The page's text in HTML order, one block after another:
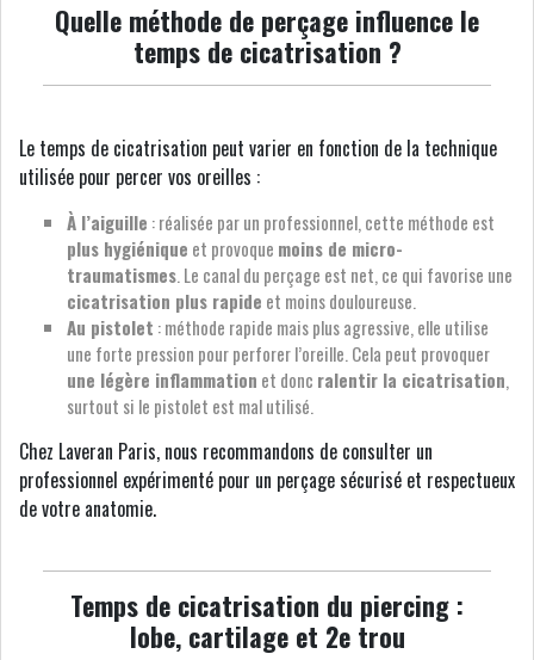
Quelle méthode de perçage influence le
temps de cicatrisation ?
Le temps de cicatrisation peut varier en fonction de la technique
utilisée pour percer vos oreilles :
À l’aiguille : réalisée par un professionnel, cette méthode est
plus hygiénique et provoque moins de micro-
traumatismes. Le canal du perçage est net, ce qui favorise une
cicatrisation plus rapide et moins douloureuse.
Au pistolet : méthode rapide mais plus agressive, elle utilise
une forte pression pour perforer l’oreille. Cela peut provoquer
une légère inflammation et donc ralentir la cicatrisation,
surtout si le pistolet est mal utilisé.
Chez Laveran Paris, nous recommandons de consulter un
professionnel expérimenté pour un perçage sécurisé et respectueux
de votre anatomie.
Temps de cicatrisation du piercing :
lobe, cartilage et 2e trou